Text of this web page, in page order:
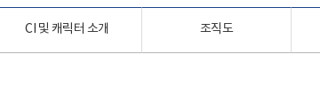
CI 및 캐릭터 소개 조직도